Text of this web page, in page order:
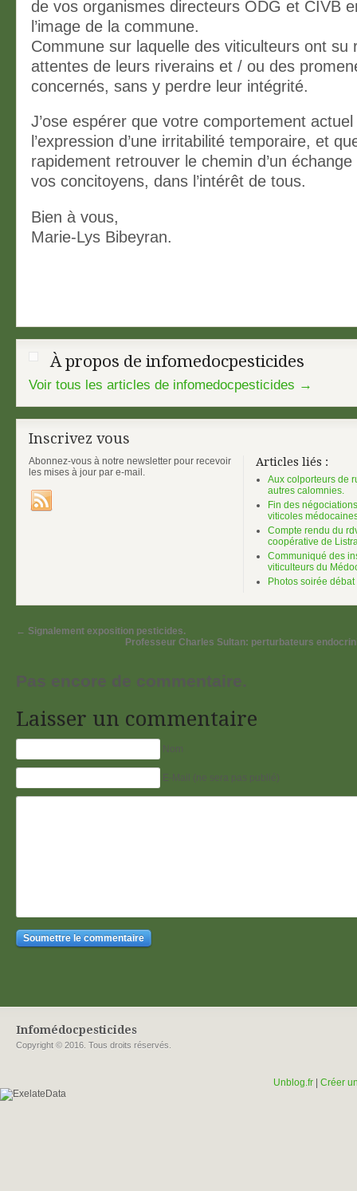
de vos organismes directeurs ODG et CIVB
l’image de la commune.
Commune sur laquelle des viticulteurs ont su
attentes de leurs riverains et / ou des
concernés, sans y perdre leur intégrité.
J’ose espérer que votre comportement actuel
l’expression d’une irritabilité temporaire, et
rapidement retrouver le chemin d’un
vos concitoyens, dans l’intérêt de tous.
Bien à vous,
Marie-Lys Bibeyran.
À propos de infomedocpesticides
Voir tous les articles de infomedocpesticides →
Inscrivez vous
Abonnez-vous à notre newsletter pour recevoir
les mises à jour par e-mail.
Articles liés :
Aux colporteurs de
autres calomnies.
Fin des
viticoles
Compte rendu du
coopérative de
Communiqué des
viticulteurs du
Photos soirée
← Signalement exposition pesticides.
Professeur Charles Sultan: perturbateurs
Pas encore de commentaire.
Laisser un commentaire
Nom
E-Mail (ne sera pas publié)
Infomédocpesticides
Copyright © 2016. Tous droits réservés.
Unblog.fr| Créer